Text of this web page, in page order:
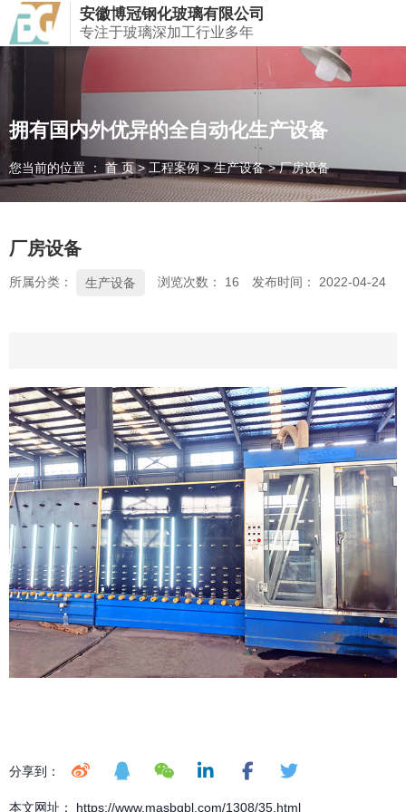
欢迎访问安徽博冠钢化玻璃有限公司！
安徽博冠钢化玻璃有限公司
专注于玻璃深加工行业多年
产品规格齐全，支持定制
您当前的位置 ： 首 页>工程案例 >生产设备 >厂房设备
拥有国内外优异的全自动化生产设备
您当前的位置 ： 首 页>工程案例 >生产设备 >厂房设备
拥有国内外优异的全自动化生产设备
您当前的位置 ： 首 页>工程案例 >生产设备 >厂房设备
厂房设备
所属分类： 生产设备 浏览次数： 16 发布时间： 2022-04-24
分享到：
本文网址： https://www.masbgbl.com/1308/35.html